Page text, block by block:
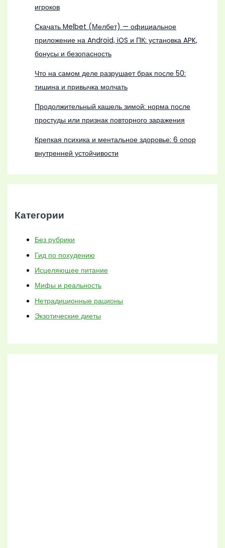
игроков
Скачать Melbet (Мелбет) — официальное
приложение на Android, iOS и ПК: установка APK,
бонусы и безопасность
Что на самом деле разрушает брак после 50:
тишина и привычка молчать
Продолжительный кашель зимой: норма после
простуды или признак повторного заражения
Крепкая психика и ментальное здоровье: 6 опор
внутренней устойчивости
Категории
Без рубрики
Гид по похудению
Исцеляющее питание
Мифы и реальность
Нетрадиционные рационы
Экзотические диеты